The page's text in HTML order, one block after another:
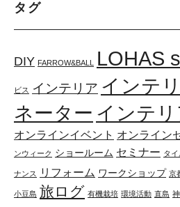
タグ
DIY FARROW&BALL LOHAS
ビス インテリア インテ
ネーター インテ
オンラインイベント オンライン
ンウィーク ショールーム セミナー タイ
ナンス リフォーム ワークショップ 京
小豆島 旅ログ 有機栽培 環境活動 直島